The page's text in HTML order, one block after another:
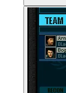
00:39:36
00:41:52
00:44:38